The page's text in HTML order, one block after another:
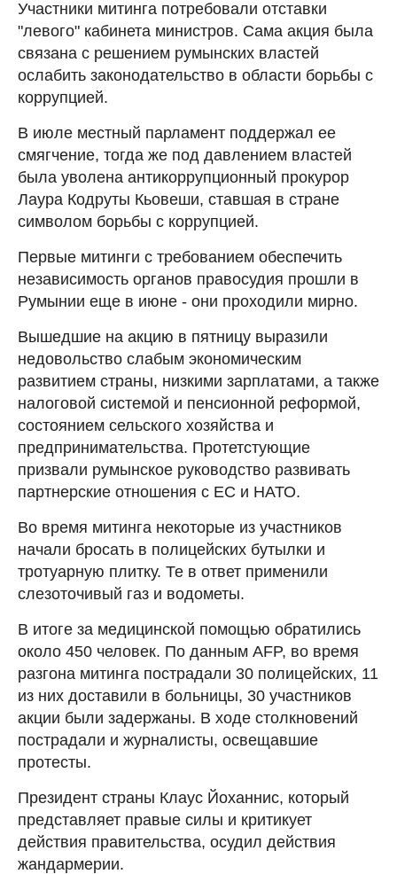
Участники митинга потребовали отставки
"левого" кабинета министров. Сама акция была
связана с решением румынских властей
ослабить законодательство в области борьбы с
коррупцией.
В июле местный парламент поддержал ее
смягчение, тогда же под давлением властей
была уволена антикоррупционный прокурор
Лаура Кодруты Кьовеши, ставшая в стране
символом борьбы с коррупцией.
Первые митинги с требованием обеспечить
независимость органов правосудия прошли в
Румынии еще в июне - они проходили мирно.
Вышедшие на акцию в пятницу выразили
недовольство слабым экономическим
развитием страны, низкими зарплатами, а также
налоговой системой и пенсионной реформой,
состоянием сельского хозяйства и
предпринимательства. Протетстующие
призвали румынское руководство развивать
партнерские отношения с ЕС и НАТО.
Во время митинга некоторые из участников
начали бросать в полицейских бутылки и
тротуарную плитку. Те в ответ применили
слезоточивый газ и водометы.
В итоге за медицинской помощью обратились
около 450 человек. По данным AFP, во время
разгона митинга пострадали 30 полицейских, 11
из них доставили в больницы, 30 участников
акции были задержаны. В ходе столкновений
пострадали и журналисты, освещавшие
протесты.
Президент страны Клаус Йоханнис, который
представляет правые силы и критикует
действия правительства, осудил действия
жандармерии.